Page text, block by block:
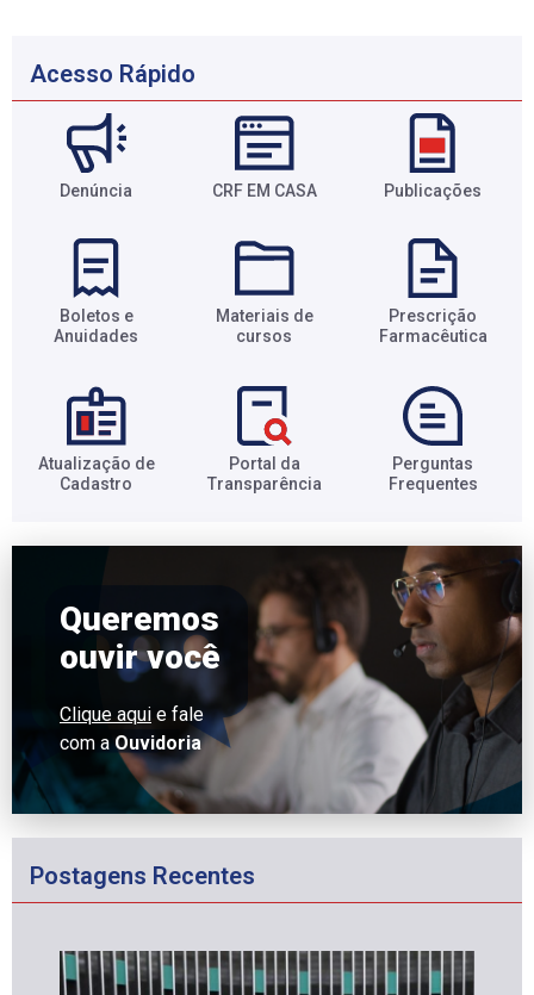
Acesso Rápido
Denúncia CRF EM CASA Publicações
Boletos e
Anuidades​
Materiais de
cursos​
Prescrição
Farmacêutica​
Atualização de
Cadastro​
Portal da
Transparência​
Perguntas
Frequentes​
Queremos
ouvir você
Clique aqui e fale
com aOuvidoria
Postagens Recentes